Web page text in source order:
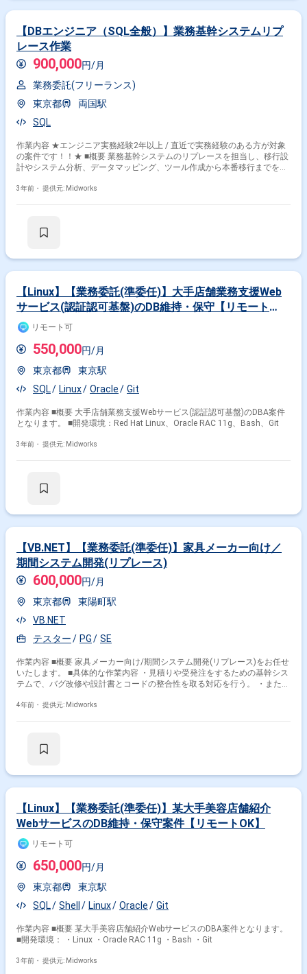
【DBエンジニア（SQL全般）】業務基幹システムリプ
レース作業
900,000円/月
業務委託(フリーランス)
東京都
両国駅
SQL
作業内容 ★エンジニア実務経験2年以上 / 直近で実務経験のある方が対象
の案件です！！★ ■概要 業務基幹システムのリプレースを担当し、移行設
計やシステム分析、データマッピング、ツール作成から本番移行までを行
システムの移行設計および実施 ・データマッピングおよび移行ツール作成
3年前・ 提供元: Midworks
【Linux】【業務委託(準委任)】大手店舗業務支援Web
サービス(認証認可基盤)のDB維持・保守【リモート
OK】リモート可
550,000円/月
東京都
東京駅
SQL
Linux Oracle Git
作業内容 ■概要 大手店舗業務支援Webサービス(認証認可基盤)のDBA案件
となります。 ■開発環境：Red Hat Linux、Oracle RAC 11g、Bash、Git
3年前・ 提供元: Midworks
【VB.NET】【業務委託(準委任)】家具メーカー向け／
期間システム開発(リプレース)
600,000円/月
東京都
東陽町駅
VB.NET
テスター
PG SE
作業内容 ■概要 家具メーカー向け/期間システム開発(リプレース)をお任せ
いたします。 ■具体的な作業内容 ・見積りや受発注をするための基幹シス
テムで、バグ改修や設計書とコードの整合性を取る対応を行う。 ・また対
語：VB.NET 等
4年前・ 提供元: Midworks
【Linux】【業務委託(準委任)】某大手美容店舗紹介
WebサービスのDB維持・保守案件【リモートOK】
リモート可
650,000円/月
東京都
東京駅
SQL
Shell Linux Oracle Git
作業内容 ■概要 某大手美容店舗紹介WebサービスのDBA案件となります。
■開発環境： ・Linux ・Oracle RAC 11g ・Bash ・Git
3年前・ 提供元: Midworks
掛け合わせ条件で絞り込む
特徴で絞り込む
SQL × 副業 SQL × 在宅・リモート